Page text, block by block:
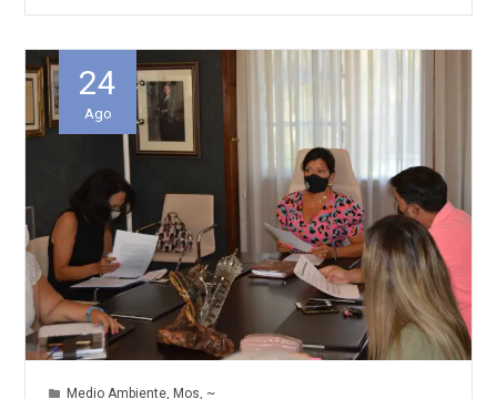
24
Ago
Medio Ambiente, Mos, ~